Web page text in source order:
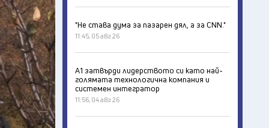
"Не става дума за пазарен дял, а за CNN."
11:45, 05 авг 26
А1 затвърди лидерството си като най-
голямата технологична компания и
системен интегратор
11:56, 04 авг 26